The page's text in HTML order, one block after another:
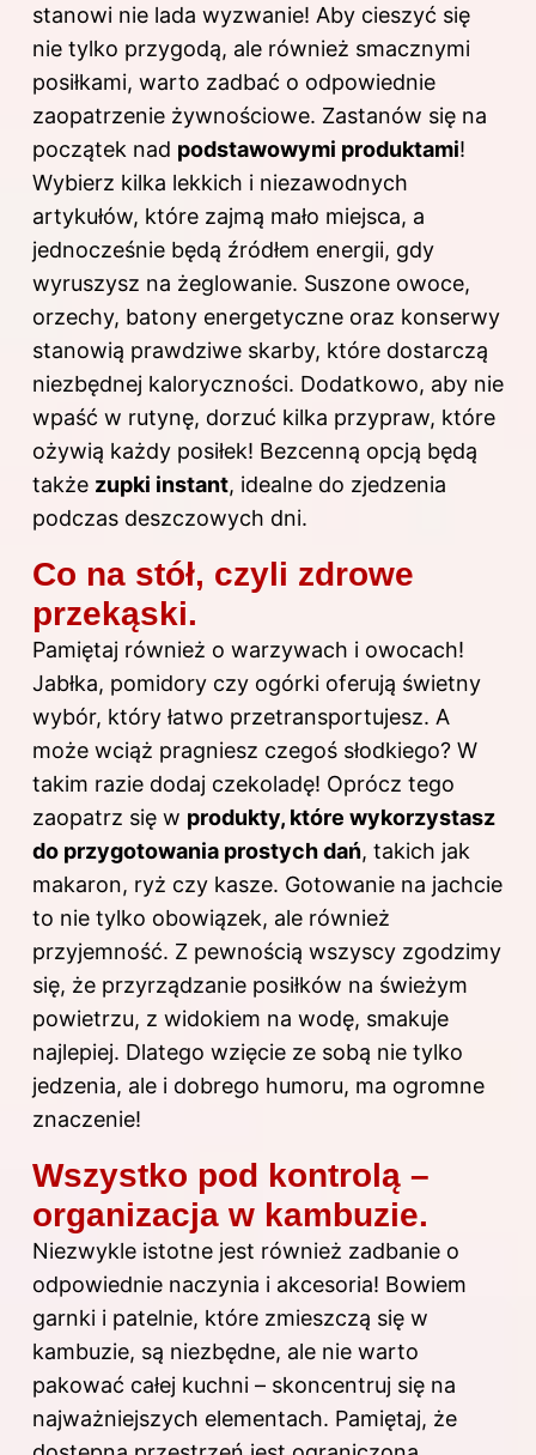
stanowi nie lada wyzwanie! Aby cieszyć się
nie tylko przygodą, ale również smacznymi
posiłkami, warto zadbać o odpowiednie
zaopatrzenie żywnościowe. Zastanów się na
początek nad podstawowymi produktami!
Wybierz kilka lekkich i niezawodnych
artykułów, które zajmą mało miejsca, a
jednocześnie będą źródłem energii, gdy
wyruszysz na żeglowanie. Suszone owoce,
orzechy, batony energetyczne oraz konserwy
stanowią prawdziwe skarby, które dostarczą
niezbędnej kaloryczności. Dodatkowo, aby nie
wpaść w rutynę, dorzuć kilka przypraw, które
ożywią każdy posiłek! Bezcenną opcją będą
także zupki instant, idealne do zjedzenia
podczas deszczowych dni.
Co na stół, czyli zdrowe
przekąski.
Pamiętaj również o warzywach i owocach!
Jabłka, pomidory czy ogórki oferują świetny
wybór, który łatwo przetransportujesz. A
może wciąż pragniesz czegoś słodkiego? W
takim razie dodaj czekoladę! Oprócz tego
zaopatrz się w produkty, które wykorzystasz
do przygotowania prostych dań, takich jak
makaron, ryż czy kasze. Gotowanie na jachcie
to nie tylko obowiązek, ale również
przyjemność. Z pewnością wszyscy zgodzimy
się, że przyrządzanie posiłków na świeżym
powietrzu, z widokiem na wodę, smakuje
najlepiej. Dlatego wzięcie ze sobą nie tylko
jedzenia, ale i dobrego humoru, ma ogromne
znaczenie!
Wszystko pod kontrolą –
organizacja w kambuzie.
Niezwykle istotne jest również zadbanie o
odpowiednie naczynia i akcesoria! Bowiem
garnki i patelnie, które zmieszczą się w
kambuzie, są niezbędne, ale nie warto
pakować całej kuchni – skoncentruj się na
najważniejszych elementach. Pamiętaj, że